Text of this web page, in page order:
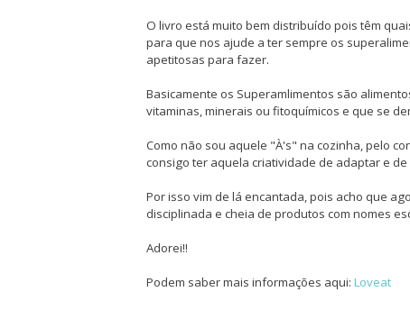
O livro está muito bem distribuído pois têm
para que nos ajude a ter sempre os
apetitosas para fazer.
Basicamente os Superamlimentos são
vitaminas, minerais ou fitoquímicos e que se
Como não sou aquele "À's" na cozinha, pelo
consigo ter aquela criatividade de adaptar e
Por isso vim de lá encantada, pois acho que
disciplinada e cheia de produtos com nomes
Adorei!!
Podem saber mais informações aqui: Loveat